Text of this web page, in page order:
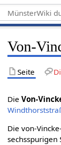
Von-
Seite
DieVon-
Die von-
sechsspurigen